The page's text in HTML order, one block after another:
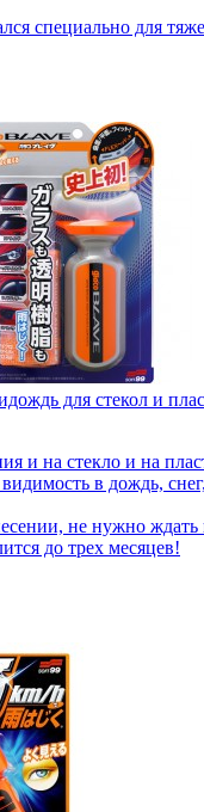
специально для
для стекол и
и на стекло и на
в дождь,
не нужно ждать
до трех месяцев!